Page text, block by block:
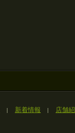
新着情報 店舗